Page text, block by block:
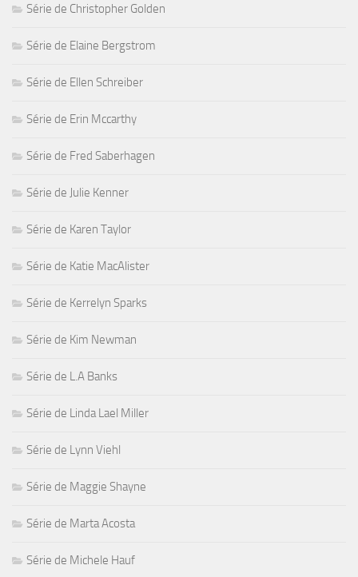
Série de Christopher Golden
Série de Elaine Bergstrom
Série de Ellen Schreiber
Série de Erin Mccarthy
Série de Fred Saberhagen
Série de Julie Kenner
Série de Karen Taylor
Série de Katie MacAlister
Série de Kerrelyn Sparks
Série de Kim Newman
Série de L.A Banks
Série de Linda Lael Miller
Série de Lynn Viehl
Série de Maggie Shayne
Série de Marta Acosta
Série de Michele Hauf